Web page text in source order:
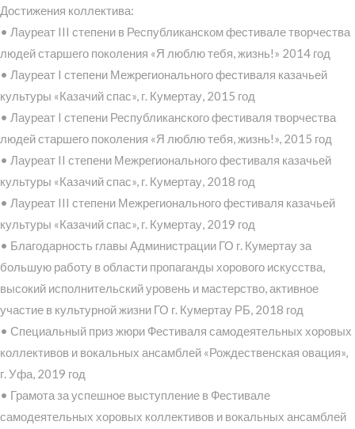
Достижения коллектива:
• Лауреат III степени в Республиканском фестивале творчества
людей старшего поколения «Я люблю тебя, жизнь!» 2014 год
• Лауреат I степени Межрегионального фестиваля казачьей
культуры «Казачий спас», г. Кумертау, 2015 год
• Лауреат I степени Республиканского фестиваля творчества
людей старшего поколения «Я люблю тебя, жизнь!», 2015 год
• Лауреат II степени Межрегионального фестиваля казачьей
культуры «Казачий спас», г. Кумертау, 2018 год
• Лауреат III степени Межрегионального фестиваля казачьей
культуры «Казачий спас», г. Кумертау, 2019 год
• Благодарность главы Администрации ГО г. Кумертау за
большую работу в области пропаганды хорового искусства,
высокий исполнительский уровень и мастерство, активное
участие в культурной жизни ГО г. Кумертау РБ, 2018 год
• Специальный приз жюри Фестиваля самодеятельных хоровых
коллективов и вокальных ансамблей «Рождественская овация»,
г. Уфа, 2019 год
• Грамота за успешное выступление в Фестивале
самодеятельных хоровых коллективов и вокальных ансамблей